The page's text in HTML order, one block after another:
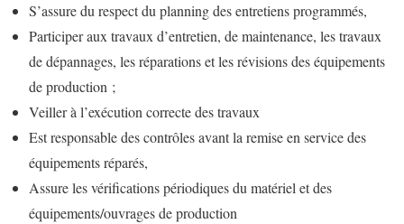
S’assure du respect du planning des entretiens programmés,
Participer aux travaux d’entretien, de maintenance, les travaux
de dépannages, les réparations et les révisions des équipements
de production ;
Veiller à l’exécution correcte des travaux
Est responsable des contrôles avant la remise en service des
équipements réparés,
Assure les vérifications périodiques du matériel et des
équipements/ouvrages de production